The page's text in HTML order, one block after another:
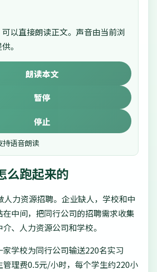
以直接朗读正文。声音由当前浏
。
朗读本文
暂停
停止
持语音朗读
么跑起来的
人力资源招聘。企业缺人，学校和中
中间，把同行公司的招聘需求收集
、人力资源公司和学校。
学校为同行公司输送220名实习
管理费0.5元/小时，每个学生约220小